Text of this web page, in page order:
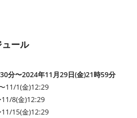
ール
分〜2024年11月29日(金)21時59分
11/1(金)12:29
8(金)12:29
15(金)12:29